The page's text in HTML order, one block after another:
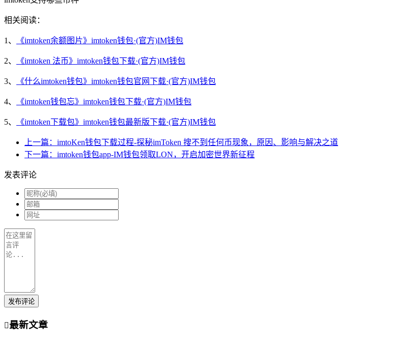
相关阅读：
1、 《imtoken余额图片》imtoken钱包·(官方)IM钱包
2、 《imtoken 法币》imtoken钱包下载·(官方)IM钱包
3、 《什么imtoken钱包》imtoken钱包官网下载·(官方)IM钱包
4、 《imtoken钱包忘》imtoken钱包下载·(官方)IM钱包
5、 《imtoken下载包》imtoken钱包最新版下载·(官方)IM钱包
上一篇：imtoKen钱包下载过程-探秘imToken 搜不到任何币现象，原因、影响与解决之道
下一篇：imtoken钱包app-IM钱包领取LON，开启加密世界新征程
发表评论
发布评论
最新文章